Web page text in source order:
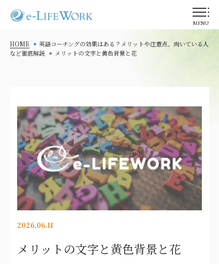
MENU
HOME
英語コーチングの効果はある？メリットや注意点、向いている人
など徹底解説
メリットの文字と黄色背景と花
2026.06.11
メリットの文字と黄色背景と花